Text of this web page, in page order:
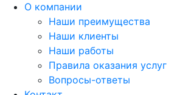
О компании
Наши преимущества
Наши клиенты
Наши работы
Правила оказания услуг
Вопросы-ответы